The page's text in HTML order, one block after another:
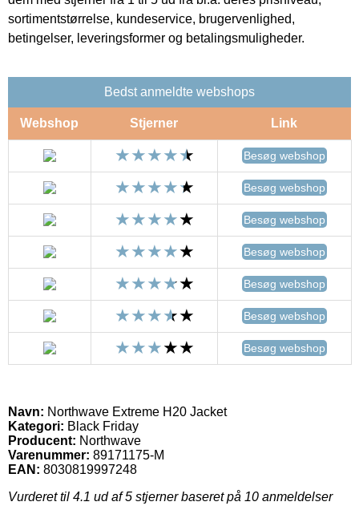
sortimentstørrelse, kundeservice, brugervenlighed,
betingelser, leveringsformer og betalingsmuligheder.
Bedst anmeldte webshops
Webshop Stjerner Link
Besøg webshop
Besøg webshop
Besøg webshop
Besøg webshop
Besøg webshop
Besøg webshop
Besøg webshop
Navn: Northwave Extreme H20 Jacket
Kategori: Black Friday
Producent: Northwave
Varenummer: 89171175-M
EAN: 8030819997248
Vurderet til 4.1 ud af 5 stjerner baseret på 10 anmeldelser